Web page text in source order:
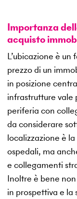
Importanza
acquisto
L’ubicazione è
prezzo di un
in posizione
infrastrutture vale
periferia con
da considerare
localizzazione è
ospedali, ma
e collegamenti
Inoltre è bene
in prospettiva e